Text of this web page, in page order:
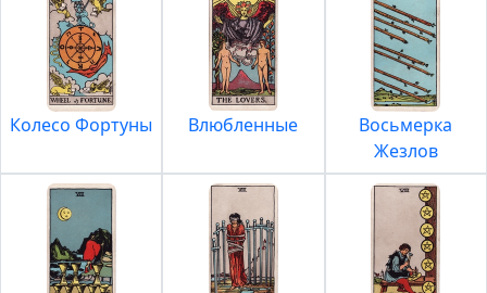
Колесо Фортуны Влюбленные
Восьмерка
Жезлов